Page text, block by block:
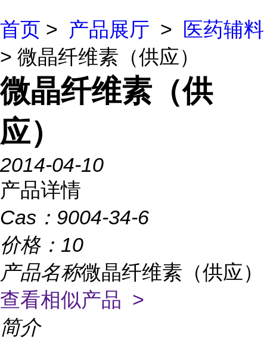
首页 > 产品展厅 >
医药辅料
> 微晶纤维素（供应）
微晶纤维素（供
应）
2014-04-10
产品详情
Cas： 9004-34-6
价格： 10
产品名称微晶纤维素（供应）
查看相似产品 >
简介